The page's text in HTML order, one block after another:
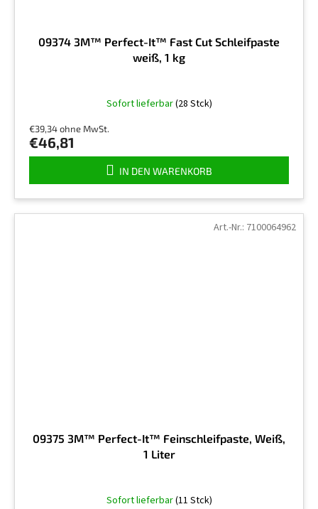
09374 3M™ Perfect-It™ Fast Cut Schleifpaste
weiß, 1 kg
Sofort lieferbar(28 Stck)
€39,34 ohne MwSt.
€46,81
IN DEN WARENKORB
09375 3M™ Perfect-It™ Feinschleifpaste, Weiß,
1 Liter
Sofort lieferbar(11 Stck)
Art.-Nr.: 7100064962